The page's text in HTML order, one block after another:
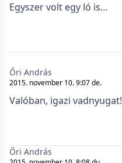
Egyszer volt egy ló is…
Őri András
2015. november 10. 9:07 de.
Valóban, igazi vadnyugat!
Őri András